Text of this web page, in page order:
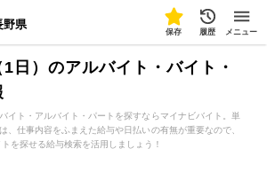
野県
保存 履歴 メニュー
日）のアルバイト・バイト・
イト・アルバイト・パートを探すならマイナビバイト。単
、仕事内容をふまえた給与や日払いの有無が重要なので、
を探せる給与検索を活用しましょう！